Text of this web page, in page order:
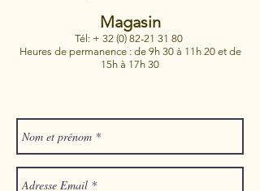
Magasin
Tél: + 32 (0) 82-21 31 80
Heures de permanence : de 9h 30 à 11h 20 et de
15h à 17h 30